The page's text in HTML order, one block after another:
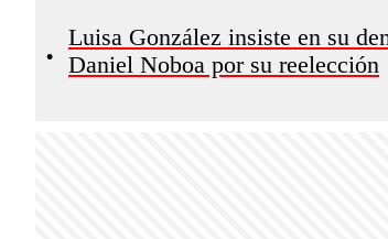
•
Luisa González insiste en su
Daniel Noboa por su reelección